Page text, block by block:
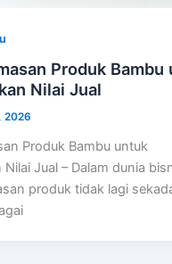
Produk Bambu
Nilai Jual
2026
Produk Bambu untuk
Jual – Dalam dunia
produk tidak lagi